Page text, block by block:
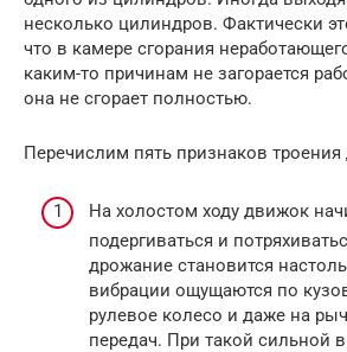
несколько цилиндров. Фактически
что в камере сгорания
каким-то причинам не загорается
она не сгорает полностью.
Перечислим пять признаков троения
На холостом ходу движок
подергиваться и
дрожание становится
вибрации ощущаются по
рулевое колесо и даже на
передач. При такой сильной